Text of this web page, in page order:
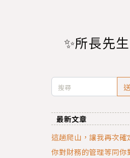
✨所長先
最新文章
這趟爬山，讓我再次確
一個人走到這裡的
你對財務的管理等同你